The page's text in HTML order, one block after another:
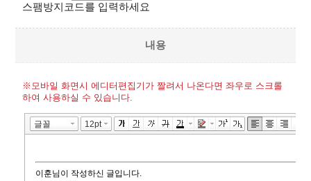
스팸방지코드를 입력하세요
내용
※모바일 화면시 에디터편집기가 짤려서 나온다면 좌우로 스크롤
하여 사용하실 수 있습니다.